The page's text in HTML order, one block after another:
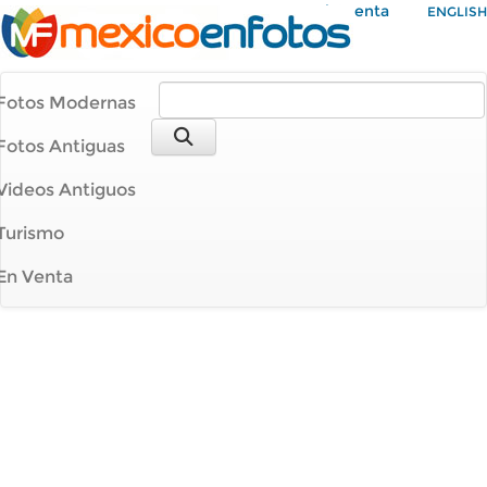
Mi Cuenta ENGLISH
Modernas
Antiguas
Antiguos
Venta